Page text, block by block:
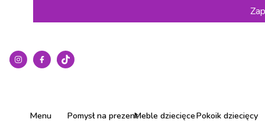
Menu Pomysł na prezentMeble dziecięcePokoik dziecięcy